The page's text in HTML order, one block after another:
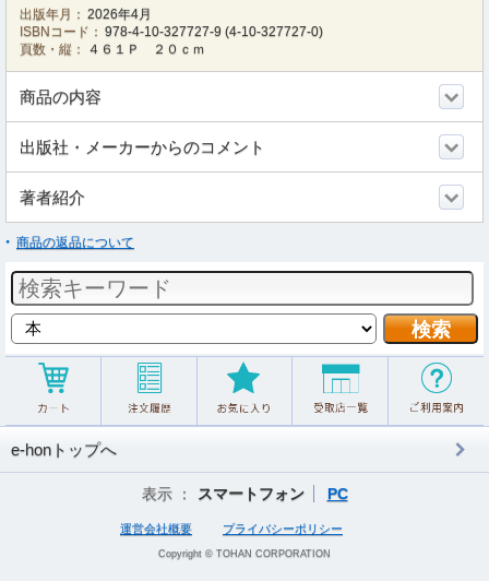
出版年月： 2026年4月
ISBNコード： 978-4-10-327727-9 (4-10-327727-0)
頁数・縦：
４６１Ｐ ２０ｃｍ
商品の内容
出版社・メーカーからのコメント
著者紹介
商品の返品について
e-honトップへ
表示 ： スマートフォン PC
運営会社概要 プライバシーポリシー
Copyright © TOHAN CORPORATION